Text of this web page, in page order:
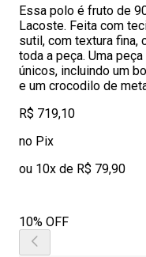
Essa polo é fruto de
Lacoste. Feita com
sutil, com textura fina,
toda a peça. Uma
únicos, incluindo um
e um crocodilo de
R$ 719,10
no Pix
ou 10x de R$ 79,90
10% OFF